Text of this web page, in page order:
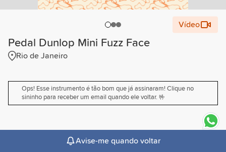
Vídeo
Pedal Dunlop Mini Fuzz Face
Rio de Janeiro
Ops! Esse instrumento é tão bom que já assinaram! Clique no
sininho para receber um email quando ele voltar. 🤟
Avise-me quando voltar